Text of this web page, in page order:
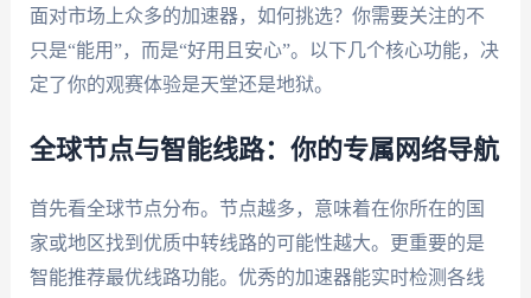
面对市场上众多的加速器，如何挑选？你需要关注的不
只是“能用”，而是“好用且安心”。以下几个核心功能，决
定了你的观赛体验是天堂还是地狱。
全球节点与智能线路：你的专属网络导航
首先看全球节点分布。节点越多，意味着在你所在的国
家或地区找到优质中转线路的可能性越大。更重要的是
智能推荐最优线路功能。优秀的加速器能实时检测各线